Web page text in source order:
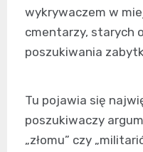
wykrywaczem w
cmentarzy, starych
poszukiwania
Tu pojawia się
poszukiwaczy
„złomu” czy